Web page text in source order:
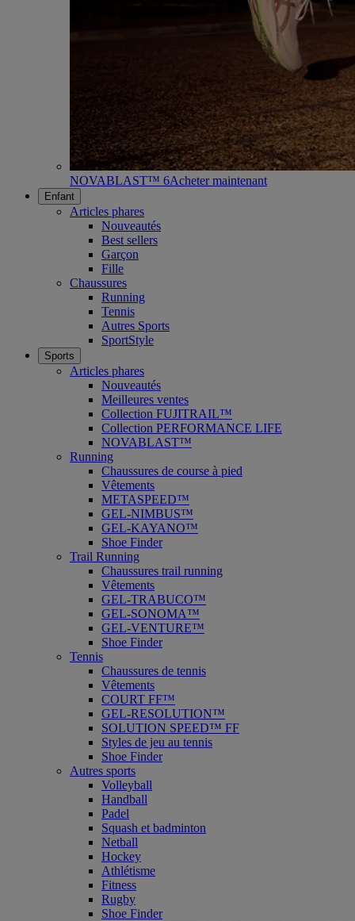
NOVABLAST™ 6Acheter maintenant
Enfant
Articles phares
Nouveautés
Best sellers
Garçon
Fille
Chaussures
Running
Tennis
Autres Sports
SportStyle
Sports
Articles phares
Nouveautés
Meilleures ventes
Collection FUJITRAIL™
Collection PERFORMANCE LIFE
NOVABLAST™
Running
Chaussures de course à pied
Vêtements
METASPEED™
GEL-NIMBUS™
GEL-KAYANO™
Shoe Finder
Trail Running
Chaussures trail running
Vêtements
GEL-TRABUCO™
GEL-SONOMA™
GEL-VENTURE™
Shoe Finder
Tennis
Chaussures de tennis
Vêtements
COURT FF™
GEL-RESOLUTION™
SOLUTION SPEED™ FF
Styles de jeu au tennis
Shoe Finder
Autres sports
Volleyball
Handball
Padel
Squash et badminton
Netball
Hockey
Athlétisme
Fitness
Rugby
Shoe Finder